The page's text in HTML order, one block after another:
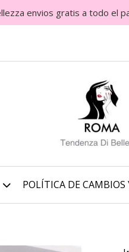
envios gratis a todo el
POLÍTICA DE CAMBIOS